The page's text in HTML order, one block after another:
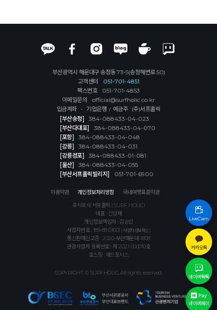
부산광역시 해운대구 송정동 711-5(송정해변로 50)
고객센터
051-701-4851
팩스번호
051-701-4853
이메일문의
official@surfholic.co.kr
입금계좌 - 기업은행/예금주 : (주)서프홀릭
[부산송정]
384-088433-04-023
[부산다대포]
384-088433-04-070
[포항]
384-088433-04-048
[강릉]
384-088433-04-031
[강릉경포]
384-088433-01-081
[울산]
384-088433-04-055
[부산서프홀릭빌리지]
051-701-6900
이용약관 개인정보처리방침
국내여행표준약관
주식회사 서프홀릭 (SURF HOLIC)
대표 : 신성재
개인정보책임자 : 김승민
사업자번호 : 189-88-01601 [ 사업자정보확인 ]
통신판매신고증 : 2020-부산해운대-1808
관광사업자 등록번호 : 제 2021-000010호
호스팅 : 애드포시스
COPYRIGHT © SURFHOLIC, All rights reserved.
LiveCam
카카오톡
네이버톡톡
네이버페이